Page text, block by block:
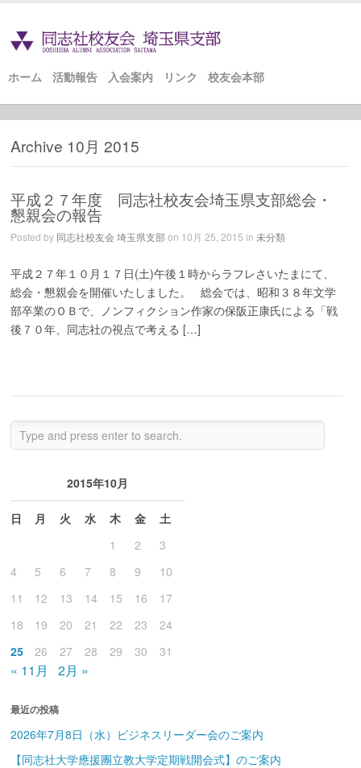
ホーム 活動報告 入会案内 リンク 校友会本部
Archive 10月 2015
平成２７年度 同志社校友会埼玉県支部総会・
懇親会の報告
Posted by 同志社校友会 埼玉県支部on 10月 25, 2015 in未分類
平成２７年１０月１７日(土)午後１時からラフレさいたまにて、
総会・懇親会を開催いたしました。 総会では、昭和３８年文学
部卒業のＯＢで、ノンフィクション作家の保阪正康氏による「戦
後７０年、同志社の視点で考える […]
2015年10月
日 月 火 水 木 金
土
1
2
3
4
5 6 7 8 9
10
11
12 13 14 15 16
17
18
19 20 21 22 23
24
25
26 27 28 29 30 31
« 11月 2月 »
最近の投稿
2026年7月8日（水）ビジネスリーダー会のご案内
【同志社大学應援團立教大学定期戦開会式】のご案内